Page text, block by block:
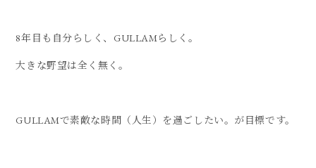
8年目も自分らしく、GULLAMらしく。
大きな野望は全く無く。
GULLAMで素敵な時間（人生）を過ごしたい。が目標です。